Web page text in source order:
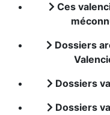
Ces
Dossiers
Dossiers
Dossiers